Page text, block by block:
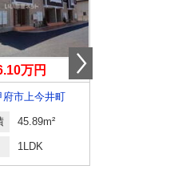
万円
府市上今井町
45.89m²
1LDK